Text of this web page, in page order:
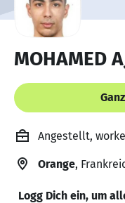
MOHAMED
Angestellt,
Orange,
Logg Dich ein, um